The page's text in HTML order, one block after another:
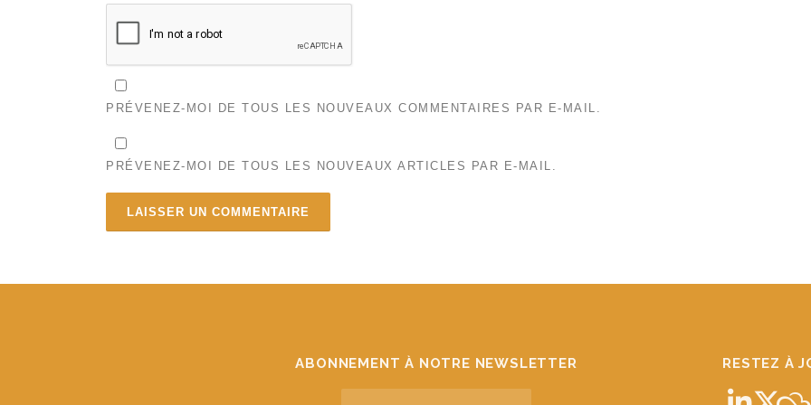
PRÉVENEZ-MOI DE TOUS LES NOUVEAUX COMMENTAIRES PAR E-MAIL.
PRÉVENEZ-MOI DE TOUS LES NOUVEAUX ARTICLES PAR E-MAIL.
ABONNEMENT À NOTRE NEWSLETTER RESTEZ À